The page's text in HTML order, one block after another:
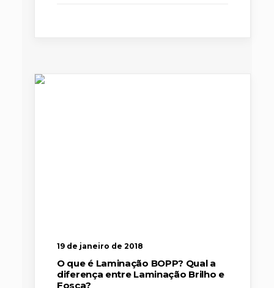
19 de janeiro de 2018
O que é Laminação BOPP? Qual a
diferença entre Laminação Brilho e
Fosca?